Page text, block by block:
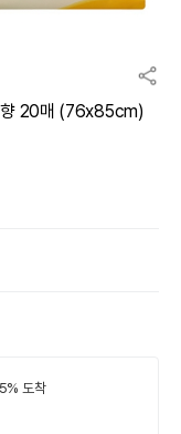
향 20매 (76x85cm)
도착